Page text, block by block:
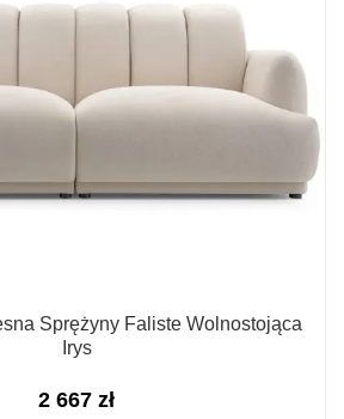
Sprężyny Faliste Wolnostojąca
Irys
2 667 zł